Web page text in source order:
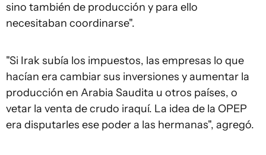
sino también de producción y para ello
necesitaban coordinarse".
"Si Irak subía los impuestos, las empresas lo que
hacían era cambiar sus inversiones y aumentar la
producción en Arabia Saudita u otros países, o
vetar la venta de crudo iraquí. La idea de la OPEP
era disputarles ese poder a las hermanas", agregó.